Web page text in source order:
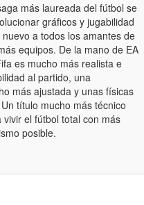
más laureada del fútbol se
gráficos y jugabilidad
a todos los amantes de
equipos. De la mano de EA
es mucho más realista e
al partido, una
más ajustada y unas físicas
título mucho más técnico
el fútbol total con más
posible.